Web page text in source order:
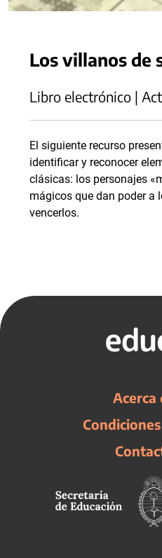
Los villanos de
Libro electrónico |
El siguiente recurso
identificar y reconocer
clásicas: los personajes
mágicos que dan poder a
vencerlos.
Acerca